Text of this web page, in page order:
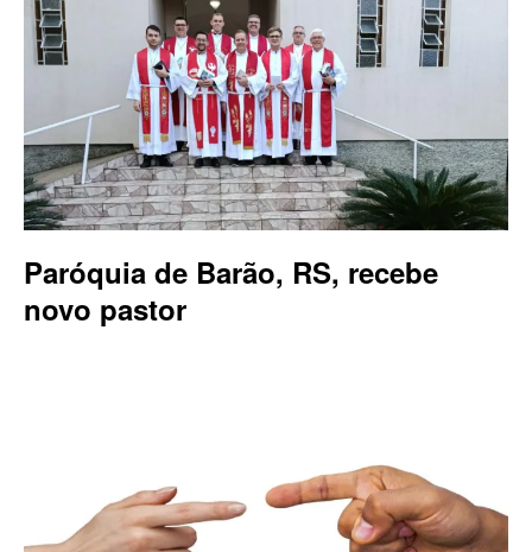
Paróquia de Barão, RS, recebe
novo pastor